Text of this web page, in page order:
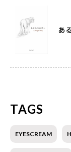
あ
TAGS
EYESCREAM